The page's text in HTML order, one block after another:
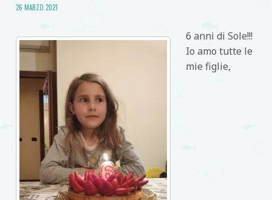
26 MARZO 2021
6 anni di Sole!!!
Io amo tutte le
mie figlie,